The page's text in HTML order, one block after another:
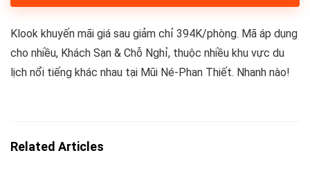
Klook khuyến mãi giá sau giảm chỉ 394K/phòng. Mã áp dụng
cho nhiều, Khách Sạn & Chỗ Nghỉ, thuộc nhiều khu vực du
lịch nổi tiếng khác nhau tại Mũi Né-Phan Thiết. Nhanh nào!
Related Articles